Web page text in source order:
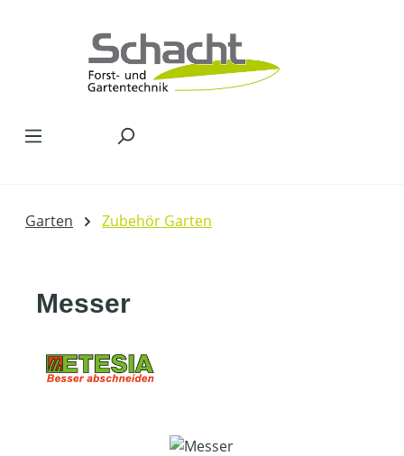
Garten Zubehör Garten
Messer
Bildergalerie überspringen